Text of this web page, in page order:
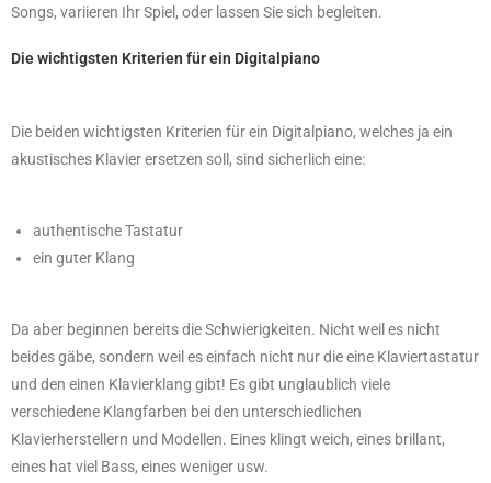
Songs, variieren Ihr Spiel, oder lassen Sie sich begleiten.
Die wichtigsten Kriterien für ein Digitalpiano
Die beiden wichtigsten Kriterien für ein Digitalpiano, welches ja ein
akustisches Klavier ersetzen soll, sind sicherlich eine:
authentische Tastatur
ein guter Klang
Da aber beginnen bereits die Schwierigkeiten. Nicht weil es nicht
beides gäbe, sondern weil es einfach nicht nur die eine Klaviertastatur
und den einen Klavierklang gibt! Es gibt unglaublich viele
verschiedene Klangfarben bei den unterschiedlichen
Klavierherstellern und Modellen. Eines klingt weich, eines brillant,
eines hat viel Bass, eines weniger usw.